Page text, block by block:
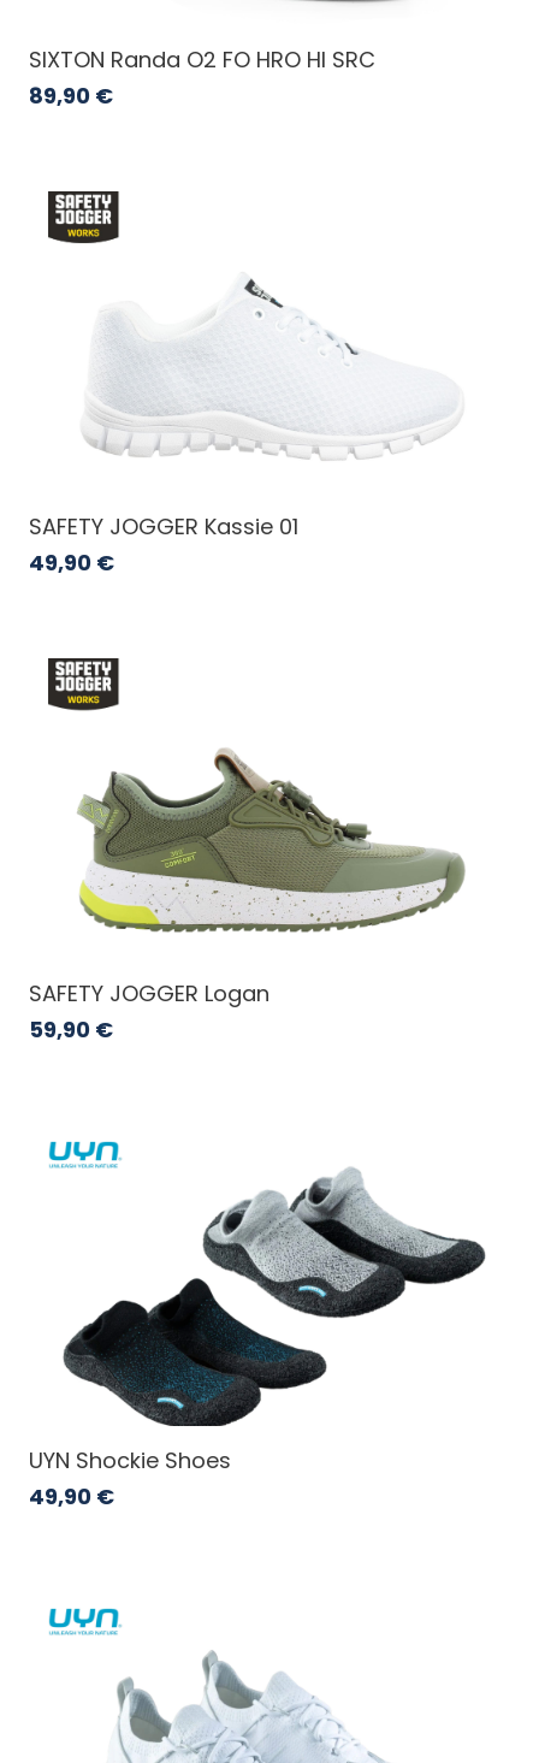
SIXTON Randa O2 FO HRO HI SRC
89,90 €
SAFETY JOGGER Kassie 01
49,90 €
SAFETY JOGGER Logan
59,90 €
UYN Shockie Shoes
49,90 €